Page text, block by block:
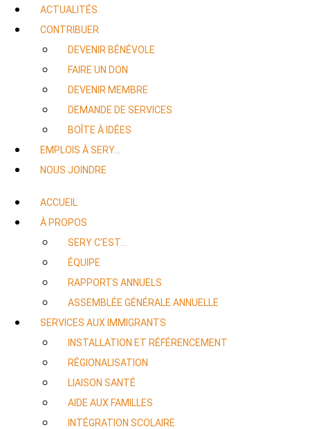
ACTUALITÉS
CONTRIBUER
DEVENIR BÉNÉVOLE
FAIRE UN DON
DEVENIR MEMBRE
DEMANDE DE SERVICES
BOÎTE À IDÉES
EMPLOIS À SERY…
NOUS JOINDRE
ACCUEIL
À PROPOS
SERY C’EST…
ÉQUIPE
RAPPORTS ANNUELS
ASSEMBLÉE GÉNÉRALE ANNUELLE
SERVICES AUX IMMIGRANTS
INSTALLATION ET RÉFÉRENCEMENT
RÉGIONALISATION
LIAISON SANTÉ
AIDE AUX FAMILLES
INTÉGRATION SCOLAIRE